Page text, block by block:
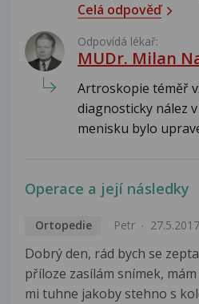
Celá odpověď
Odpovídá lékař:
MUDr. Milan
Artroskopie téměř
diagnosticky nález
menisku bylo
Operace a její následky
Ortopedie Petr 27.5.2017
Dobrý den, rád bych se
příloze zasílám snímek,
mi tuhne jakoby stehno s